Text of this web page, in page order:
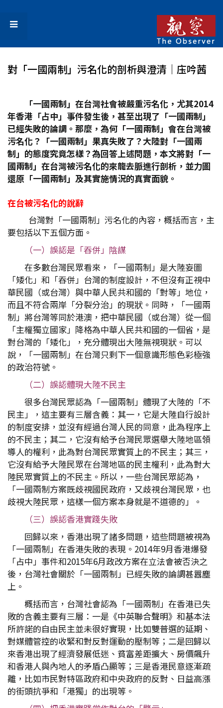
對「一國兩制」污名化的剖析與澄清｜庒吟茜
「一國兩制」在台灣社會被嚴重污名化，尤其2014
年香港「占中」事件發生後，甚至出現了「一國兩制」
已經失敗的論調。那麼，為何「一國兩制」會在台灣被
污名化？「一國兩制」果真失敗了？大陸對「一國兩
制」的態度究竟怎樣？為回答上述問題，本文將對「一
國兩制」在台灣被污名化的來龍去脈進行剖析，並力圖
還原「一國兩制」及其實施情況的真實面貌。
在台被污名化的說辭
台灣對「一國兩制」污名化的內容，概括而言，主
要包括以下五個方面。
（一）誤認是「吞併」陰謀
在多數台灣民眾看來，「一國兩制」是大陸妄圖
「矮化」和「吞併」台灣的制度設計，不但沒有正視中
華民國（或台灣）與中華人民共和國的「對等」地位，
而且不符合兩岸「分裂分治」的現狀。同時，「一國兩
制」將台灣等同於港澳，把中華民國（或台灣）從一個
「主權獨立國家」降格為中華人民共和國的一個省，是
對台灣的「矮化」，充分體現出大陸無視現狀。可以
說，「一國兩制」在台灣只剩下一個意識形態色彩極強
的政治符號。
（二）誤認體現大陸不民主
很多台灣民眾認為「一國兩制」體現了大陸的「不
民主」，這主要有三層含義：其一，它是大陸自行設計
的制度安排，並沒有經過台灣人民的同意，此為程序上
的不民主；其二，它沒有給予台灣民眾選舉大陸地區領
導人的權利，此為對台灣民眾實質上的不民主；其三，
它沒有給予大陸民眾在台灣地區的民主權利，此為對大
陸民眾實質上的不民主。所以，一些台灣民眾認為，
「一國兩制方案既歧視國民政府，又歧視台灣民眾，也
歧視大陸民眾，這樣一個方案本身就是不道德的」。
（三）誤認香港實踐失敗
回歸以來，香港出現了諸多問題，這些問題被視為
「一國兩制」在香港失敗的表現。2014年9月香港爆發
「占中」事件和2015年6月政改方案在立法會被否決之
後，台灣社會關於「一國兩制」已經失敗的論調甚囂塵
上。
概括而言，台灣社會認為「一國兩制」在香港已失
敗的含義主要有三層：一是《中英聯合聲明》和基本法
所許諾的自由民主並未很好實現，比如雙普選的延期、
對媒體管控的收緊和對反對運動的壓制等；二是回歸以
來香港出現了經濟發展低迷、貧富差距擴大、房價飆升
和香港人與內地人的矛盾凸顯等；三是香港民意逐漸疏
離，比如市民對特區政府和中央政府的反對、日益高漲
的街頭抗爭和「港獨」的出現等。